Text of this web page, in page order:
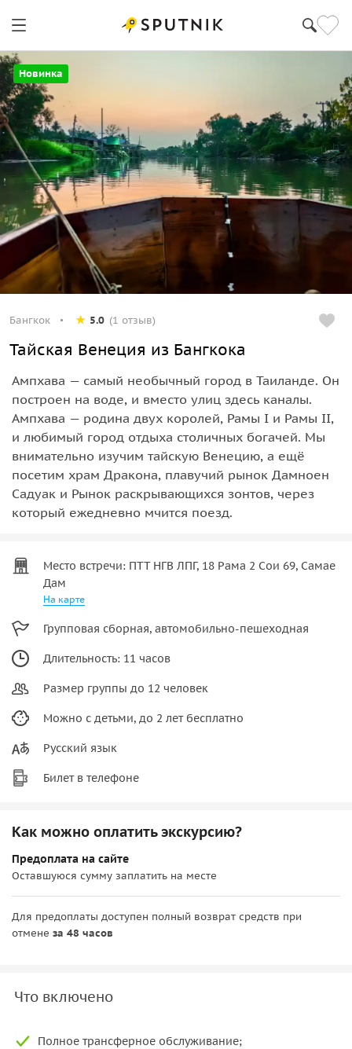
Новинка
Бангкок 5.0 (1 отзыв)
Тайская Венеция из Бангкока
Ампхава — самый необычный город в Таиланде. Он
построен на воде, и вместо улиц здесь каналы.
Ампхава — родина двух королей, Рамы I и Рамы II,
и любимый город отдыха столичных богачей. Мы
внимательно изучим тайскую Венецию, а ещё
посетим храм Дракона, плавучий рынок Дамноен
Садуак и Рынок раскрывающихся зонтов, через
который ежедневно мчится поезд.
Место встречи: ПТТ НГВ ЛПГ, 18 Рама 2 Сои 69, Самае
Дам
На карте
Групповая сборная, автомобильно-пешеходная
Длительность: 11 часов
Размер группы до 12 человек
Можно с детьми, до 2 лет бесплатно
Русский язык
Билет в телефоне
Как можно оплатить экскурсию?
Предоплата на сайте
Оставшуюся сумму заплатить на месте
Для предоплаты доступен полный возврат средств при
отмене за 48 часов
Что включено
Полное трансферное обслуживание;